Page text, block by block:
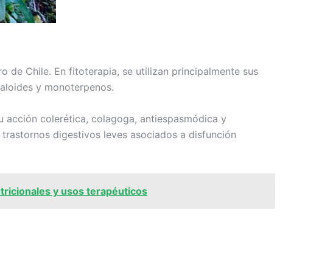
de Chile. En fitoterapia, se utilizan principalmente sus
y monoterpenos.
acción colerética, colagoga, antiespasmódica y
digestivos leves asociados a disfunción
y usos terapéuticos